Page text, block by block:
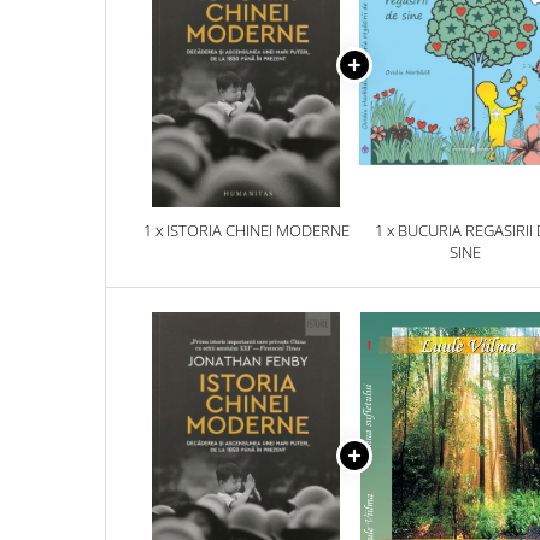
1 x ISTORIA CHINEI MODERNE
1 x BUCURIA REGASIRII
SINE